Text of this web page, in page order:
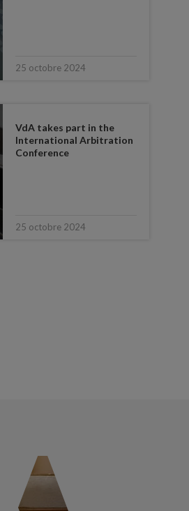
25 octobre 2024
VdA takes part in the
International Arbitration
Conference
25 octobre 2024